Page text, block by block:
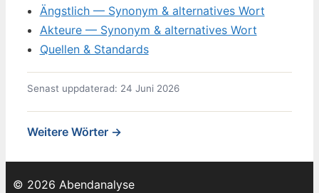
Ängstlich — Synonym & alternatives Wort
Akteure — Synonym & alternatives Wort
Quellen & Standards
Senast uppdaterad: 24 Juni 2026
Weitere Wörter →
© 2026 Abendanalyse